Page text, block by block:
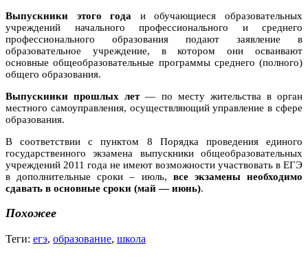
Выпускники этого года и обучающиеся образовательных
учреждений начального профессионального и среднего
профессионального образования подают заявление в
образовательное учреждение, в котором они осваивают
основные общеобразовательные программы среднего (полного)
общего образования.
Выпускники прошлых лет— по месту жительства в орган
местного самоуправления, осуществляющий управление в сфере
образования.
В соответствии с пунктом 8 Порядка проведения единого
государственного экзамена выпускники общеобразовательных
учреждений 2011 года не имеют возможности участвовать в ЕГЭ
в дополнительные сроки – июль, все экзамены необходимо
сдавать в основные сроки (май — июнь).
Похожее
Теги: егэ, образование, школа